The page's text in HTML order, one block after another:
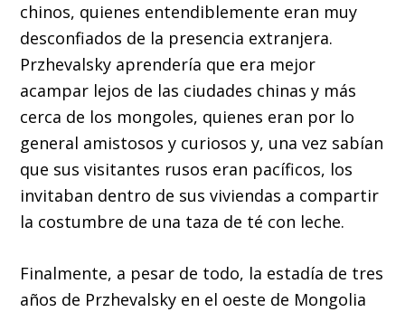
chinos, quienes entendiblemente eran muy
desconfiados de la presencia extranjera.
Przhevalsky aprendería que era mejor
acampar lejos de las ciudades chinas y más
cerca de los mongoles, quienes eran por lo
general amistosos y curiosos y, una vez sabían
que sus visitantes rusos eran pacíficos, los
invitaban dentro de sus viviendas a compartir
la costumbre de una taza de té con leche.
Finalmente, a pesar de todo, la estadía de tres
años de Przhevalsky en el oeste de Mongolia